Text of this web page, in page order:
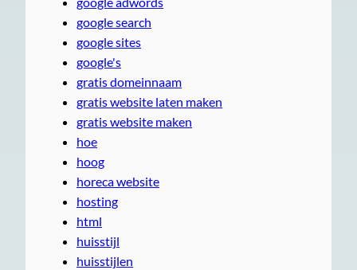
google search
google sites
google's
gratis domeinnaam
gratis website laten maken
gratis website maken
hoe
hoog
horeca website
hosting
html
huisstijl
huisstijlen